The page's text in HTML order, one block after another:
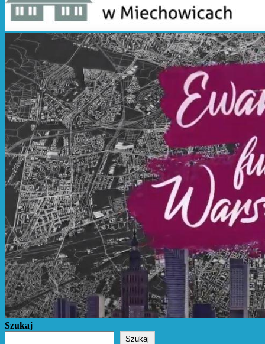
Szukaj
Szukaj